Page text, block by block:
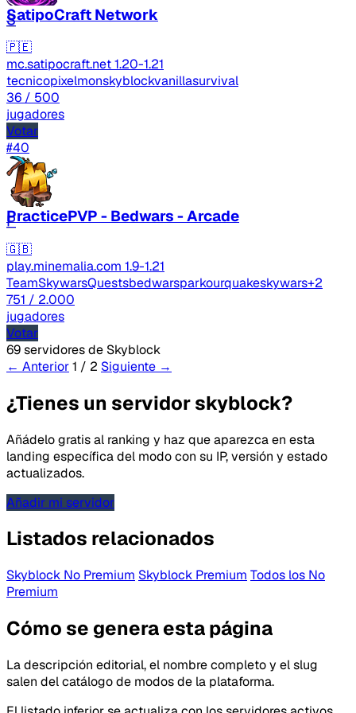
S
SatipoCraft Network
🇵🇪
mc.satipocraft.net1.20-1.21
tecnicopixelmonskyblockvanillasurvival
36 / 500
jugadores
Votar
#40
P
PracticePVP - Bedwars - Arcade
🇬🇧
play.minemalia.com 1.9-1.21
TeamSkywarsQuestsbedwarsparkourquakeskywars+2
751 / 2.000
jugadores
Votar
69 servidores de Skyblock
← Anterior1 / 2 Siguiente →
¿Tienes un servidor skyblock?
Añádelo gratis al ranking y haz que aparezca en esta
landing específica del modo con su IP, versión y estado
actualizados.
Añadir mi servidor
Listados relacionados
Skyblock No Premium Skyblock Premium Todos los No
Premium
Cómo se genera esta página
La descripción editorial, el nombre completo y el slug
salen del catálogo de modos de la plataforma.